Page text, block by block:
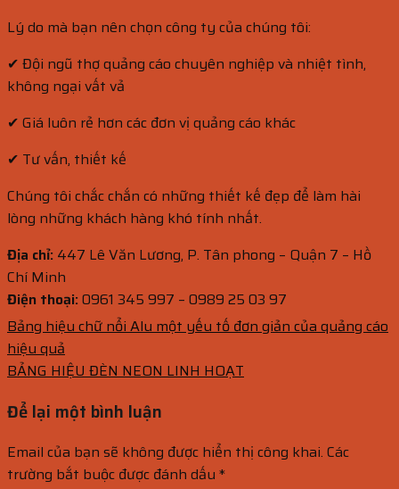
Lý do mà bạn nên chọn công ty của chúng tôi:
✔ Đội ngũ thợ quảng cáo chuyên nghiệp và nhiệt tình,
không ngại vất vả
✔ Giá luôn rẻ hơn các đơn vị quảng cáo khác
✔ Tư vấn, thiết kế
Chúng tôi chắc chắn có những thiết kế đẹp để làm hài
lòng những khách hàng khó tính nhất.
Địa chỉ: 447 Lê Văn Lương, P. Tân phong – Quận 7 – Hồ
Chí Minh
Điện thoại:0961 345 997 – 0989 25 03 97
Bảng hiệu chữ nổi Alu một yếu tố đơn giản của quảng cáo
hiệu quả
BẢNG HIỆU ĐÈN NEON LINH HOẠT
Để lại một bình luận
Email của bạn sẽ không được hiển thị công khai. Các
trường bắt buộc được đánh dấu *